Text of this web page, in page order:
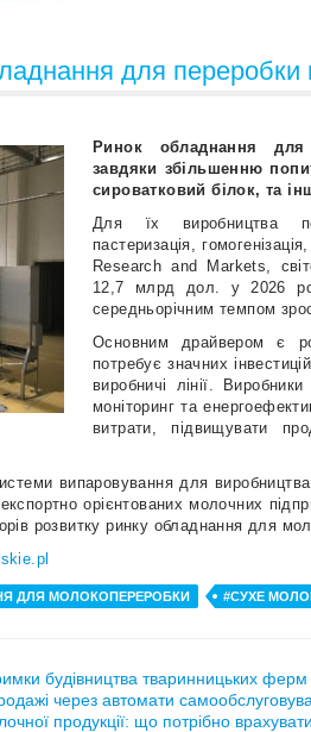
для переробки
Ринок обладнання для
завдяки збільшенню
сироватковий білок, та
Для їх виробництва
пастеризація,
Research and Markets,
12,7 млрд дол. у 2026
середньорічним темпом
Основним драйвером є
потребує значних
виробничі лінії.
моніторинг та
витрати, підвищувати
випаровування для
орієнтованих молочних
розвитку ринку обладнання для
ДЛЯ МОЛОКОПЕРЕРОБКИ #СУХЕ
будівництва тваринницьких ферм
через автомати
продукції: що потрібно